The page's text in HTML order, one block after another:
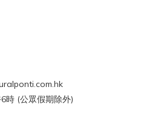
時 (公眾假期除外)